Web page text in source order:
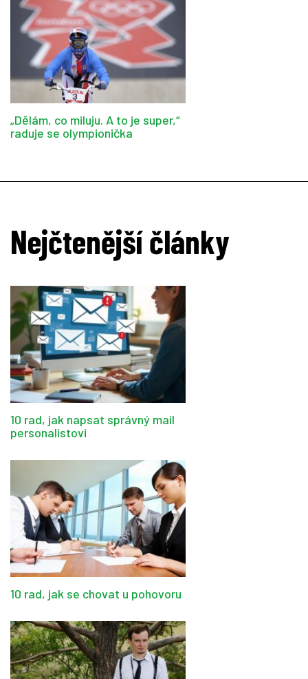
„Dělám, co miluju. A to je super,“
raduje se olympionička
Nejčtenější články
10 rad, jak napsat správný mail
personalistovi
10 rad, jak se chovat u pohovoru